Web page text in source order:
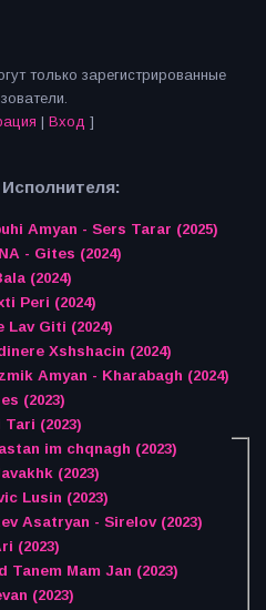
только зарегистрированные
| Вход ]
Amyan - Sers Tarar (2025)
- Gites (2024)
(2024)
Peri (2024)
Lav Giti (2024)
Xshshacin (2024)
Amyan - Kharabagh (2024)
(2023)
(2023)
im chqnagh (2023)
(2023)
Lusin (2023)
Asatryan - Sirelov (2023)
(2023)
Tanem Mam Jan (2023)
(2023)